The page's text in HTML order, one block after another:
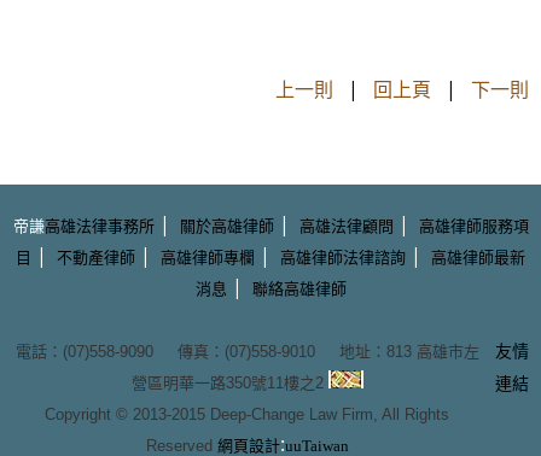
上一則 | 回上頁 | 下一則
帝謙高雄法律事務所| 關於高雄律師| 高雄法律顧問 |
高雄律師服務項
目
| 不動產律師 | 高雄律師專欄 | 高雄律師法律諮詢 |
高雄律師最新
消息 | 聯絡高雄律師
電話：(07)558-9090 傳真：(07)558-9010 地址： 813 高雄市左
營區明華一路350號11樓之2
Copyright © 2013-2015 Deep-Change Law Firm, All Rights
Reserved 網頁設計:uuTaiwan
友情
連結